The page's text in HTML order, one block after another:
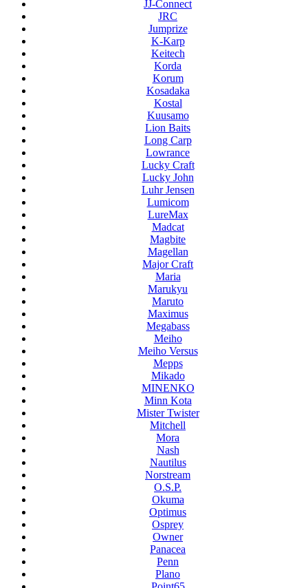
JJ-Connect
JRC
Jumprize
K-Karp
Keitech
Korda
Korum
Kosadaka
Kostal
Kuusamo
Lion Baits
Long Carp
Lowrance
Lucky Craft
Lucky John
Luhr Jensen
Lumicom
LureMax
Madcat
Magbite
Magellan
Major Craft
Maria
Marukyu
Maruto
Maximus
Megabass
Meiho
Meiho Versus
Mepps
Mikado
MINENKO
Minn Kota
Mister Twister
Mitchell
Mora
Nash
Nautilus
Norstream
O.S.P.
Okuma
Optimus
Osprey
Owner
Panacea
Penn
Plano